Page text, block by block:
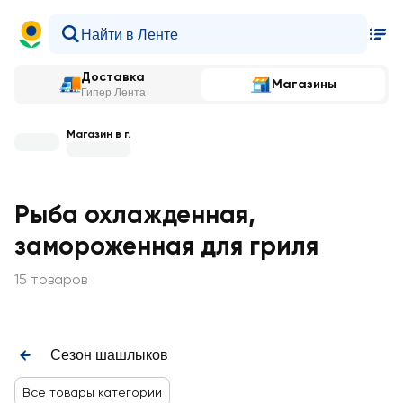
Доставка
Гипер Лента
Магазины
Магазин в г.
Рыба охлажденная,
замороженная для гриля
15 товаров
Сезон шашлыков
Все товары категории